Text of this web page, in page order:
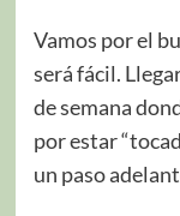
Vamos por el
será fácil.
de semana
por estar
un paso